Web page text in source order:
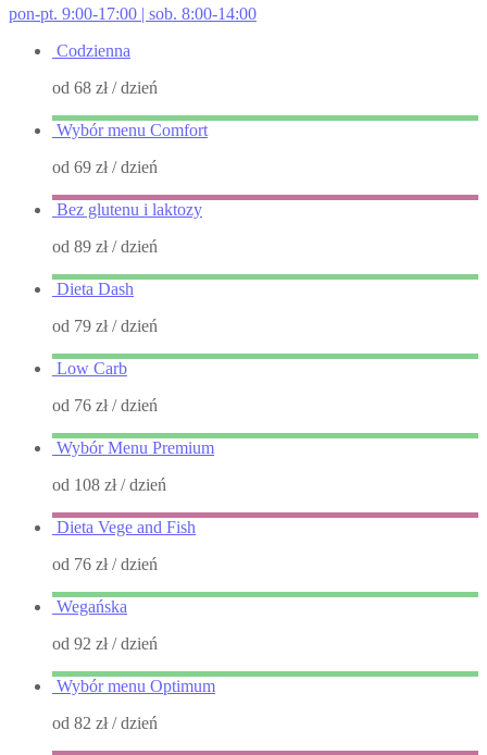
pon-pt. 9:00-17:00 | sob. 8:00-14:00
Codzienna
od 68 zł/ dzień
Wybór menu Comfort
od 69 zł/ dzień
Bez glutenu i laktozy
od 89 zł/ dzień
Dieta Dash
od 79 zł/ dzień
Low Carb
od 76 zł/ dzień
Wybór Menu Premium
od 108 zł/ dzień
Dieta Vege and Fish
od 76 zł/ dzień
Wegańska
od 92 zł/ dzień
Wybór menu Optimum
od 82 zł/ dzień